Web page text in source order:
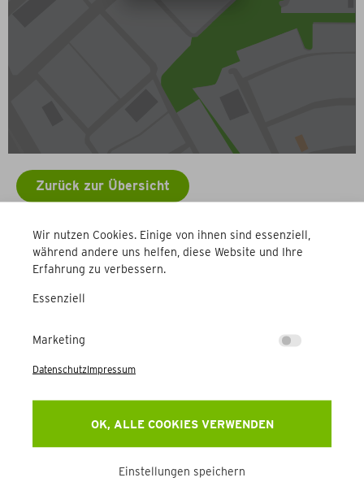
Wir nutzen Cookies. Einige von ihnen sind essenziell,
während andere uns helfen, diese Website und Ihre
Erfahrung zu verbessern.
Essenziell
Marketing
OK, ALLE COOKIES VERWENDEN
Einstellungen speichern
DatenschutzImpressum
Zurück zur Übersicht
Weitere Betriebe
Newsletter
Erhalten Sie Aktuelles, Events & mehr direkt in Ihr